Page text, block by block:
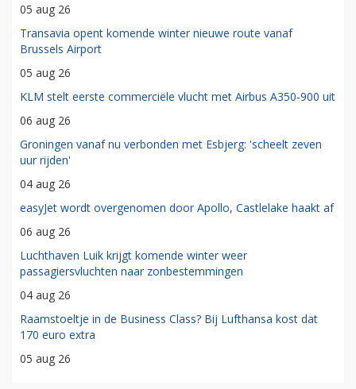
05 aug 26
Transavia opent komende winter nieuwe route vanaf
Brussels Airport
05 aug 26
KLM stelt eerste commerciële vlucht met Airbus A350-900 uit
06 aug 26
Groningen vanaf nu verbonden met Esbjerg: 'scheelt zeven
uur rijden'
04 aug 26
easyJet wordt overgenomen door Apollo, Castlelake haakt af
06 aug 26
Luchthaven Luik krijgt komende winter weer
passagiersvluchten naar zonbestemmingen
04 aug 26
Raamstoeltje in de Business Class? Bij Lufthansa kost dat
170 euro extra
05 aug 26